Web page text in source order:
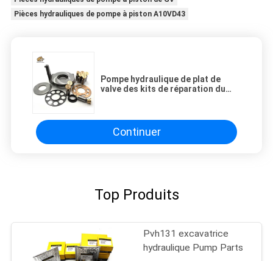
Pièces hydrauliques de pompe à piston A10VD43
Pompe hydraulique de plat de
valve des kits de réparation du
Continuer
Top Produits
Pvh131 excavatrice
hydraulique Pump Parts